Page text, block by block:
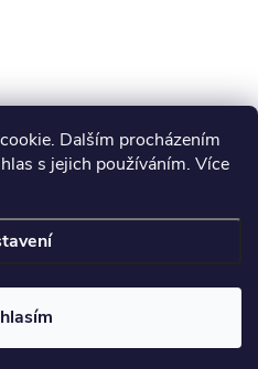
Dalším procházením
s jejich používáním. Více